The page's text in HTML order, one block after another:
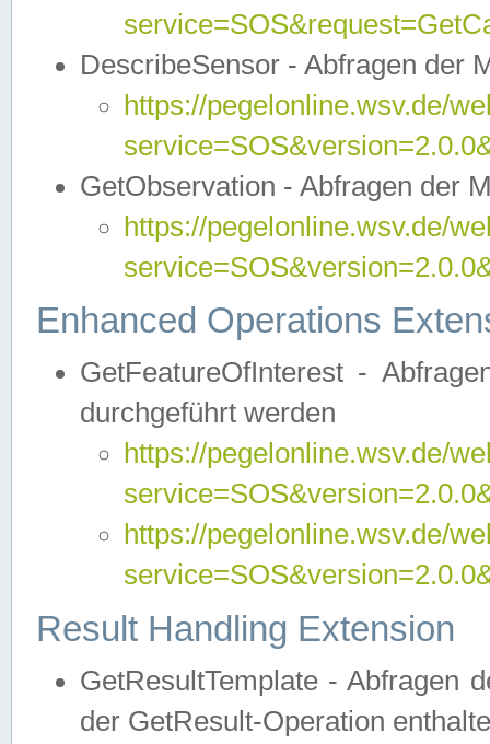
DescribeSensor - Abfragen der
https://pegelonline.wsv.de/
GetObservation - Abfragen der
https://pegelonline.wsv.de/
Enhanced Operations
GetFeatureOfInterest -
durchgeführt werden
https://pegelonline.wsv.de/
https://pegelonline.wsv.de/
Result Handling Extension
GetResultTemplate - Abfragen
der GetResult-Operation